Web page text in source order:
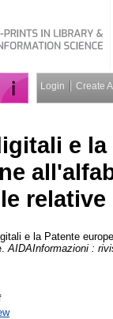
Login Create
e
e la Patente
AIDAInformazioni :